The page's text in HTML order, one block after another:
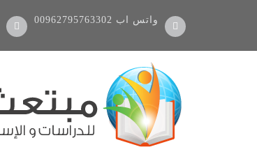
00962795763302 واتس اب